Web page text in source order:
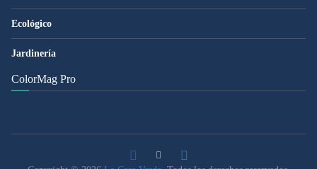
Ecológico
Jardinería
ColorMag Pro